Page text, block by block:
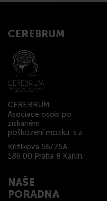
CEREBRUM
CEREBRUM
Asociace osob po
získaném
poškození mozku, s.z.
Křižíkova 56/75A
186 00 Praha 8 Karlín
NAŠE
PORADNA